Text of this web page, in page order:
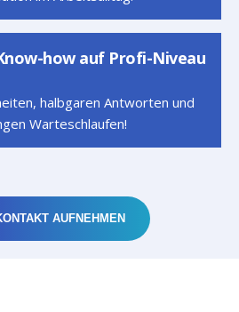
how auf Profi-Niveau
halbgaren Antworten und
Warteschlaufen!
AUFNEHMEN